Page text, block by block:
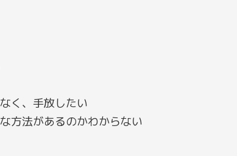
く、手放したい
方法があるのかわからない